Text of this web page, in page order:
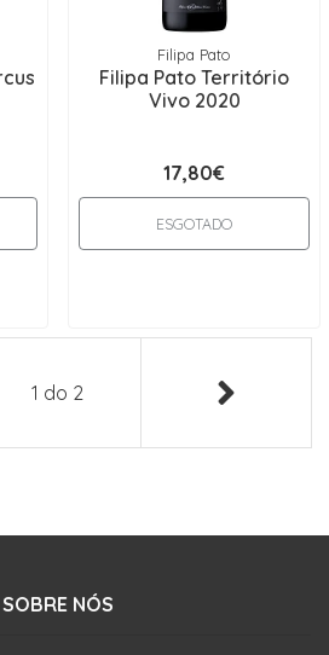
Filipa Pato
Filipa Pato Território
Vivo 2020
17,80€
ESGOTADO
1 do 2
SOBRE NÓS